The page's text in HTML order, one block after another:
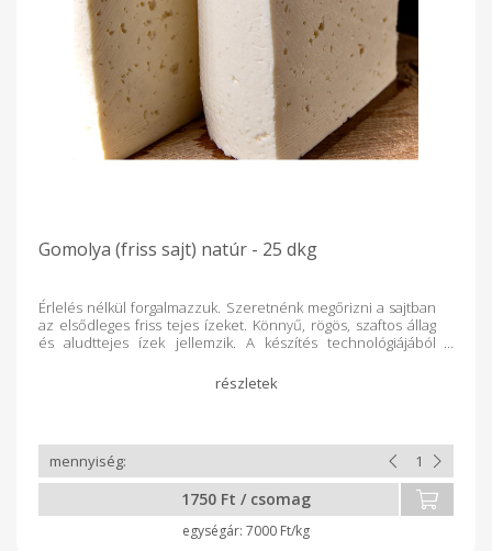
Gomolya (friss sajt) natúr - 25 dkg
Érlelés nélkül forgalmazzuk. Szeretnénk megőrizni a sajtban
az elsődleges friss tejes ízeket. Könnyű, rögös, szaftos állag
és aludttejes ízek jellemzik. A készítés technológiájából
kapható, vákuum csomagolva. Eltarthatóságát bontatlanul 12
napig szavatoljuk. Mérés után kapja meg a végleges árat.
1750 Ft / csomag
7000 Ft/kg